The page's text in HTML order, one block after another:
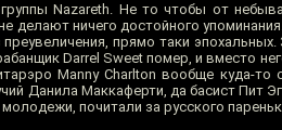
Nazareth. Не то чтобы от
делают ничего достойного
прямо таки
Darrel Sweet помер, и вместо
Manny Charlton вообще куда-то
Данила Маккаферти, да басист Пит
почитали за русского